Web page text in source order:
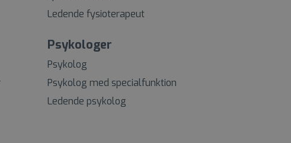
Ledende fysioterapeut
Psykologer
Psykolog
Psykolog med specialfunktion
Ledende psykolog